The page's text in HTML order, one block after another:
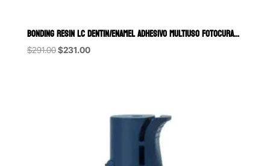
BONDING RESIN LC DENTIN/ENAMEL ADHESIVO MULTIUSO FOTOCURABLE
$291.00Original
$231.00Current